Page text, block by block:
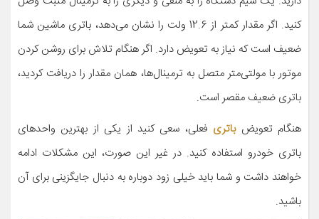
کنید. اگر مقدار کمتر از 12.6 ولت را نشان می‌دهد، باتری ماشین شما
ضعیف است که نیاز به تعویض دارد. اگر هنگام تلاش برای روشن کردن
موتور با مولتی‌متر متصل به ترمینال‌ها، همان مقدار را دریافت کردید،
باتری ضعیف مقصر است.
هنگام تعویضباتری فعلی، سعی کنید از یکی از بهترین واحدهای
باتری خودرو استفاده کنید. در غیر این صورت، این مشکلات ادامه
خواهند داشت و شما باید خیلی زود دوباره به دنبال جایگزینی برای آن
باشید.